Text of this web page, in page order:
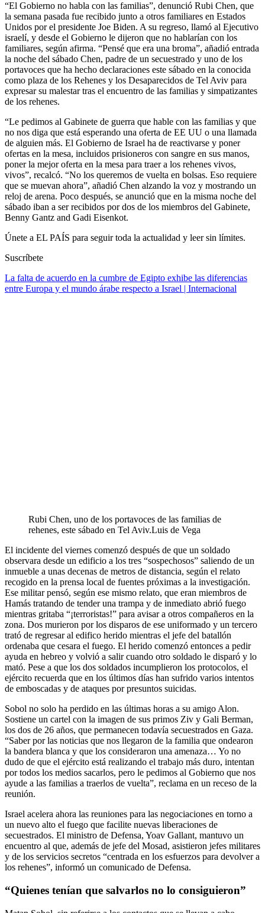
“El Gobierno no habla con las familias”, denunció Rubi Chen, que
la semana pasada fue recibido junto a otros familiares en Estados
Unidos por el presidente Joe Biden. A su regreso, llamó al Ejecutivo
israelí, y desde el Gobierno le dijeron que no hablarían con los
familiares, según afirma. “Pensé que era una broma”, añadió entrada
la noche del sábado Chen, padre de un secuestrado y uno de los
portavoces que ha hecho declaraciones este sábado en la conocida
como plaza de los Rehenes y los Desaparecidos de Tel Aviv para
expresar su malestar tras el encuentro de las familias y simpatizantes
de los rehenes.
“Le pedimos al Gabinete de guerra que hable con las familias y que
no nos diga que está esperando una oferta de EE UU o una llamada
de alguien más. El Gobierno de Israel ha de reactivarse y poner
ofertas en la mesa, incluidos prisioneros con sangre en sus manos,
poner la mejor oferta en la mesa para traer a los rehenes vivos,
vivos”, recalcó. “No los queremos de vuelta en bolsas. Eso requiere
que se muevan ahora”, añadió Chen alzando la voz y mostrando un
reloj de arena. Poco después, se anunció que en la misma noche del
sábado iban a ser recibidos por dos de los miembros del Gabinete,
Benny Gantz and Gadi Eisenkot.
Únete a EL PAÍS para seguir toda la actualidad y leer sin límites.
Suscríbete
La falta de acuerdo en la cumbre de Egipto exhibe las diferencias
entre Europa y el mundo árabe respecto a Israel | Internacional
Rubi Chen, uno de los portavoces de las familias de
rehenes, este sábado en Tel Aviv.Luis de Vega
El incidente del viernes comenzó después de que un soldado
observara desde un edificio a los tres “sospechosos” saliendo de un
inmueble a unas decenas de metros de distancia, según el relato
recogido en la prensa local de fuentes próximas a la investigación.
Ese militar pensó, según ese mismo relato, que eran miembros de
Hamás tratando de tender una trampa y de inmediato abrió fuego
mientras gritaba “¡terroristas!” para avisar a otros compañeros en la
zona. Dos murieron por los disparos de ese uniformado y un tercero
trató de regresar al edifico herido mientras el jefe del batallón
ordenaba que cesara el fuego. El herido comenzó entonces a pedir
ayuda en hebreo y volvió a salir cuando otro soldado le disparó y lo
mató. Pese a que los dos soldados incumplieron los protocolos, el
ejército recuerda que en los últimos días han sufrido varios intentos
de emboscadas y de ataques por presuntos suicidas.
Sobol no solo ha perdido en las últimas horas a su amigo Alon.
Sostiene un cartel con la imagen de sus primos Ziv y Gali Berman,
los dos de 26 años, que permanecen todavía secuestrados en Gaza.
“Saber por las noticias que nos llegaron de la familia que ondearon
la bandera blanca y que los consideraron una amenaza… Yo no
dudo de que el ejército está realizando el trabajo más duro, intentan
por todos los medios sacarlos, pero le pedimos al Gobierno que nos
ayude a las familias a traerlos de vuelta”, reclama en un receso de la
reunión.
Israel acelera ahora las reuniones para las negociaciones en torno a
un nuevo alto el fuego que facilite nuevas liberaciones de
secuestrados. El ministro de Defensa, Yoav Gallant, mantuvo un
encuentro al que, además de jefe del Mosad, asistieron jefes militares
y de los servicios secretos “centrada en los esfuerzos para devolver a
los rehenes”, informó un comunicado de Defensa.
“Quienes tenían que salvarlos no lo consiguieron”